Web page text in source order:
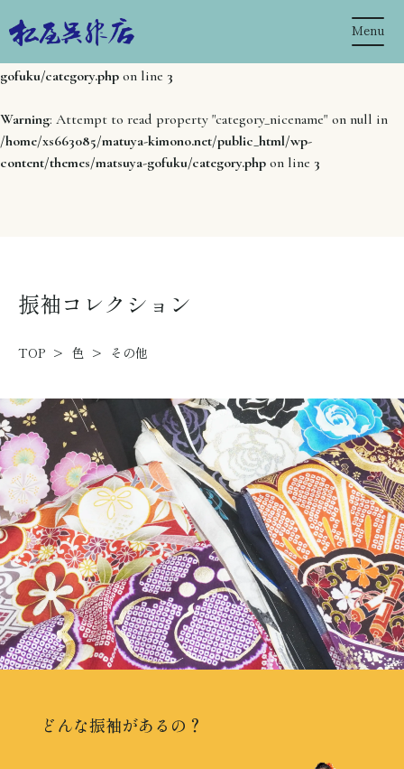
Warning: Undefined array key 0 in
gofuku/category.php on line 3
Warning: Attempt to read property "category_nicename" on null in
/home/xs663085/matuya-kimono.net/public_html/wp-
content/themes/matsuya-gofuku/category.php on line 3
Menu
振袖コレクション
TOP > 色 > その他
どんな振袖があるの？